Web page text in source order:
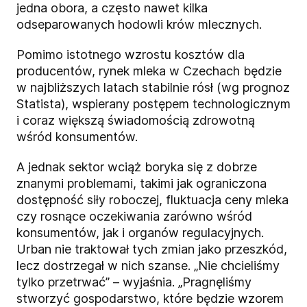
jedna obora, a często nawet kilka
odseparowanych hodowli krów mlecznych.
Pomimo istotnego wzrostu kosztów dla
producentów, rynek mleka w Czechach będzie
w najbliższych latach stabilnie rósł (wg prognoz
Statista), wspierany postępem technologicznym
i coraz większą świadomością zdrowotną
wśród konsumentów.
A jednak sektor wciąż boryka się z dobrze
znanymi problemami, takimi jak ograniczona
dostępność siły roboczej, fluktuacja ceny mleka
czy rosnące oczekiwania zarówno wśród
konsumentów, jak i organów regulacyjnych.
Urban nie traktował tych zmian jako przeszkód,
lecz dostrzegał w nich szanse. „Nie chcieliśmy
tylko przetrwać” – wyjaśnia. „Pragnęliśmy
stworzyć gospodarstwo, które będzie wzorem